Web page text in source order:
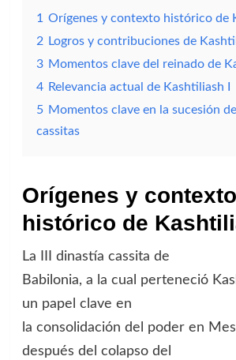
1 Orígenes y contexto histórico de
2 Logros y contribuciones de
3 Momentos clave del reinado de
4 Relevancia actual de Kashtiliash I
5 Momentos clave en la sucesión
cassitas
Orígenes y contexto
histórico de
La III dinastía cassita de
Babilonia, a la cual perteneció
un papel clave en
la consolidación del poder en
después del colapso del